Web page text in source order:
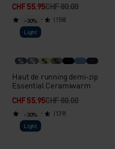
CHF 55.95CHF 80.00
(158)
-30%
Light
% % % %
Haut de running demi-zip
Essential Ceramiwarm
CHF 55.95CHF 80.00
(139)
-30%
Light